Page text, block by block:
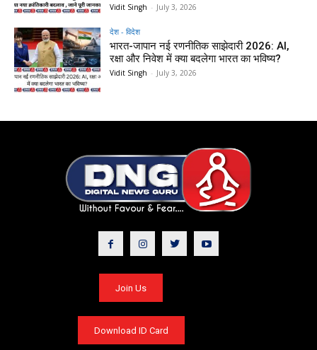
Vidit Singh - July 3, 2026
देश - विदेश
भारत-जापान नई रणनीतिक साझेदारी 2026: AI,
रक्षा और निवेश में क्या बदलेगा भारत का भविष्य?
Vidit Singh - July 3, 2026
Join Us
Download ID Card